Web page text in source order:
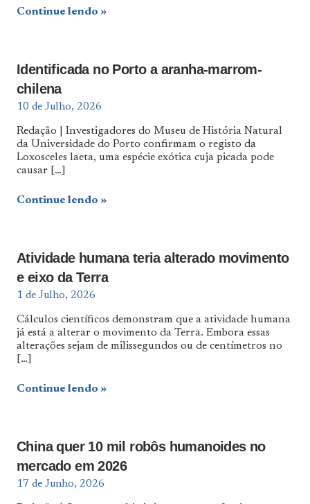
Continue lendo
Identificada no Porto a aranha-marrom-
chilena
10 de Julho, 2026
Redação | Investigadores do Museu de História Natural
da Universidade do Porto confirmam o registo da
Loxosceles laeta, uma espécie exótica cuja picada pode
causar
[…]
Continue lendo
Atividade humana teria alterado movimento
e eixo da Terra
1 de Julho, 2026
Cálculos científicos demonstram que a atividade humana
já está a alterar o movimento da Terra. Embora essas
alterações sejam de milissegundos ou de centímetros no
[…]
Continue lendo
China quer 10 mil robôs humanoides no
mercado em 2026
17 de Junho, 2026